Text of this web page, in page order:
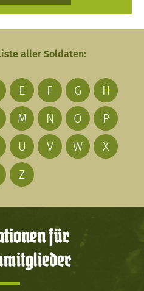
aller Soldaten:
E F G
H
M N O
P
U V W
X
Z
für